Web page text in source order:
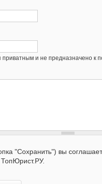
и не предназначено к
"Сохранить") вы
ТопЮрист.РУ.